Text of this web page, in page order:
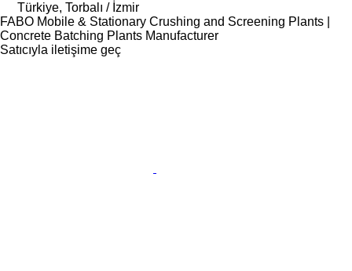
Türkiye, Torbalı / İzmir
FABO Mobile & Stationary Crushing and Screening Plants |
Concrete Batching Plants Manufacturer
Satıcıyla iletişime geç